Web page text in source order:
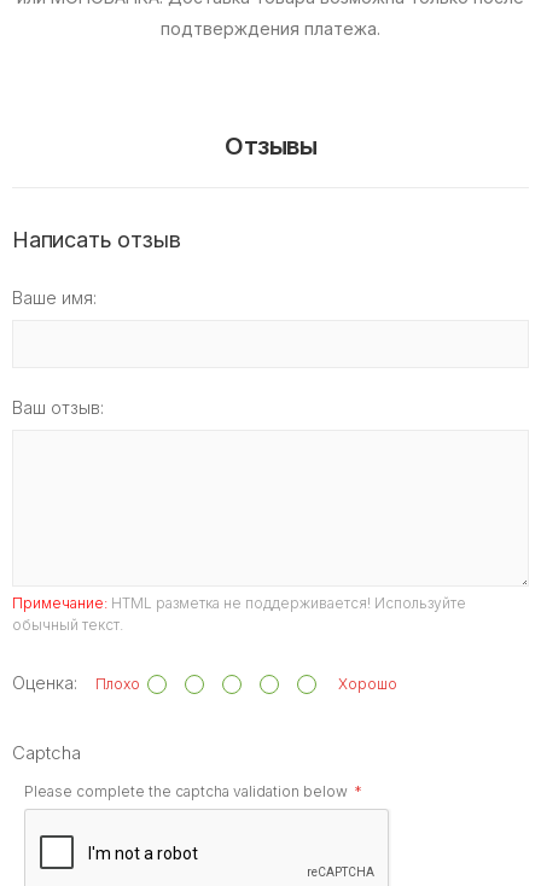
подтверждения платежа.
Отзывы
Написать отзыв
Ваше имя:
Ваш отзыв:
Примечание: HTML разметка не поддерживается! Используйте
обычный текст.
Оценка: Плохо Хорошо
Captcha
Please complete the captcha validation below